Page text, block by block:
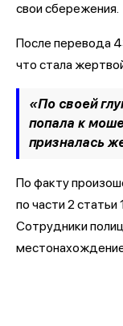
свои сбережения.
После перевода
что стала
«По своей
попала к
призналась
По факту
по части 2
Сотрудники